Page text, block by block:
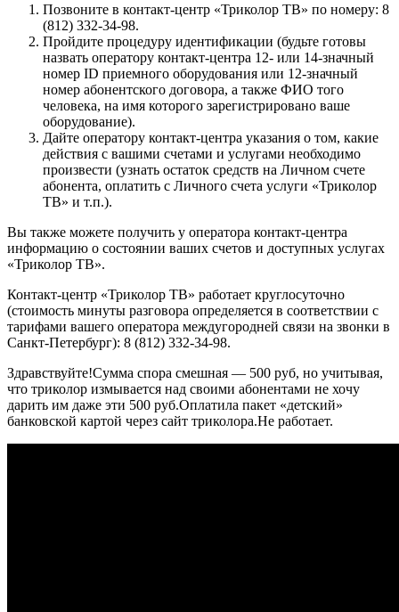
Позвоните в контакт-центр «Триколор ТВ» по номеру: 8
(812) 332-34-98.
Пройдите процедуру идентификации (будьте готовы
назвать оператору контакт-центра 12- или 14-значный
номер ID приемного оборудования или 12-значный
номер абонентского договора, а также ФИО того
человека, на имя которого зарегистрировано ваше
оборудование).
Дайте оператору контакт-центра указания о том, какие
действия с вашими счетами и услугами необходимо
произвести (узнать остаток средств на Личном счете
абонента, оплатить с Личного счета услуги «Триколор
ТВ» и т.п.).
Вы также можете получить у оператора контакт-центра
информацию о состоянии ваших счетов и доступных услугах
«Триколор ТВ».
Контакт-центр «Триколор ТВ» работает круглосуточно
(стоимость минуты разговора определяется в соответствии с
тарифами вашего оператора междугородней связи на звонки в
Санкт-Петербург): 8 (812) 332-34-98.
Здравствуйте!Сумма спора смешная — 500 руб, но учитывая,
что триколор измывается над своими абонентами не хочу
дарить им даже эти 500 руб.Оплатила пакет «детский»
банковской картой через сайт триколора.Не работает.